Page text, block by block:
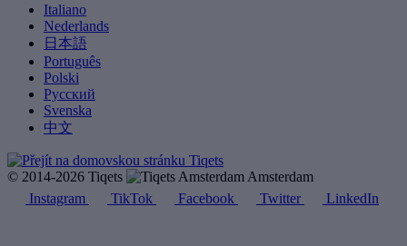
Italiano
Nederlands
日本語
Português
Polski
Русский
Svenska
中文
© 2014-2026 Tiqets
Amsterdam
Instagram
TikTok Facebook Twitter LinkedIn